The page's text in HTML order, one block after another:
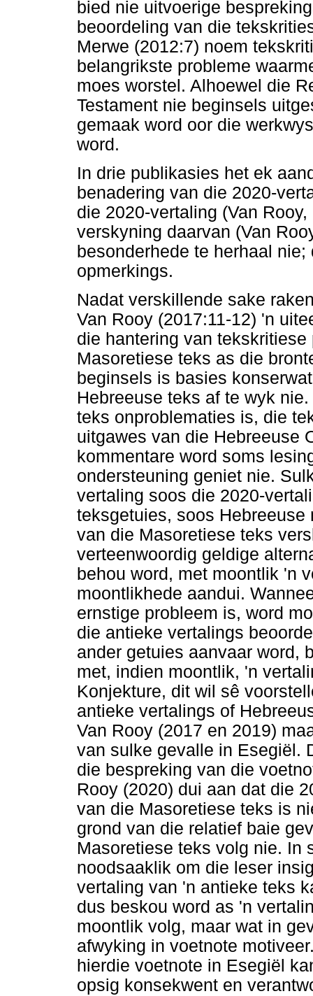
bied nie uitvoerige
beoordeling van die
Merwe (2012:7) noem
belangrikste probleme
moes worstel. Alhoewel die
Testament nie beginsels
gemaak word oor die
word.
In drie publikasies het ek
benadering van die 2020-
die 2020-vertaling (Van
verskyning daarvan (Van
besonderhede te herhaal
opmerkings.
Nadat verskillende sake
Van Rooy (2017:11-12) 'n
die hantering van
Masoretiese teks as die
beginsels is basies
Hebreeuse teks af te wyk
teks onproblematies is, die
uitgawes van die Hebreeuse
kommentare word soms
ondersteuning geniet nie.
vertaling soos die 2020-
teksgetuies, soos
van die Masoretiese teks
verteenwoordig geldige
behou word, met moontlik 'n
moontlikhede aandui.
ernstige probleem is, word
die antieke vertalings
ander getuies aanvaar word,
met, indien moontlik, 'n
Konjekture, dit wil sê
antieke vertalings of
Van Rooy (2017 en 2019)
van sulke gevalle in Esegiël.
die bespreking van die
Rooy (2020) dui aan dat die
van die Masoretiese teks is
grond van die relatief baie
Masoretiese teks volg nie. In
noodsaaklik om die leser
vertaling van 'n antieke teks
dus beskou word as 'n
moontlik volg, maar wat in
afwyking in voetnote
hierdie voetnote in Esegiël
opsig konsekwent en